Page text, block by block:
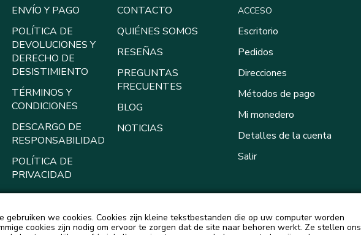
ENVÍO Y PAGO
POLÍTICA DE
DEVOLUCIONES Y
DERECHO DE
DESISTIMIENTO
TÉRMINOS Y
CONDICIONES
DESCARGO DE
RESPONSABILIDAD
POLÍTICA DE
PRIVACIDAD
CONTACTO
QUIÉNES SOMOS
RESEÑAS
PREGUNTAS
FRECUENTES
BLOG
NOTICIAS
ACCESO
Escritorio
Pedidos
Direcciones
Métodos de pago
Mi monedero
Detalles de la cuenta
Salir
gebruiken we cookies. Cookies zijn kleine tekstbestanden die op uw computer worden
cookies zijn nodig om ervoor te zorgen dat de site naar behoren werkt. Ze stellen ons